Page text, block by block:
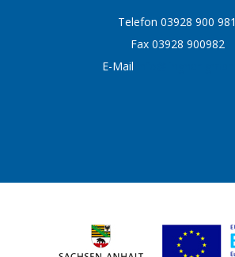
Telefon 03928 900 981
Fax 03928 900982
E-Mail